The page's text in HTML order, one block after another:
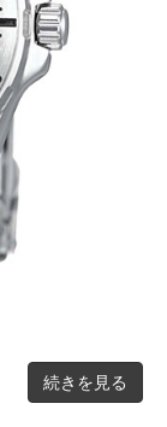
続きを見る